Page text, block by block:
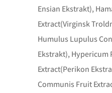
Ensian Ekstrakt),
Extract(Virginsk
Humulus Lupulus
Ekstrakt),
Extract(Perikon
Communis Fruit